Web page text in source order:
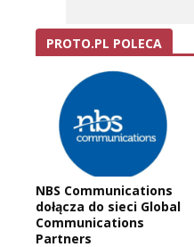
PROTO.PL POLECA
NBS Communications
dołącza do sieci Global
Communications
Partners